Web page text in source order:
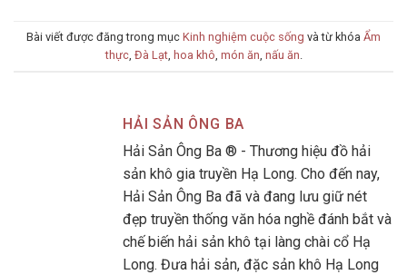
Bài viết được đăng trong mục Kinh nghiệm cuộc sống và từ khóa Ẩm
thực, Đà Lạt, hoa khô món ăn nấu ăn
HẢI SẢN ÔNG BA
Hải Sản Ông Ba ® - Thương hiệu đồ hải
sản khô gia truyền Hạ Long. Cho đến nay,
Hải Sản Ông Ba đã và đang lưu giữ nét
đẹp truyền thống văn hóa nghề đánh bắt và
chế biến hải sản khô tại làng chài cổ Hạ
Long. Đưa hải sản, đặc sản khô Hạ Long